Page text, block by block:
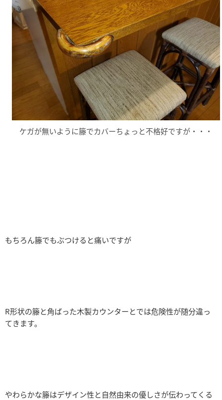
ケガが無いように籐でカバーちょっと不格好ですが・・・
もちろん籐でもぶつけると痛いですが
R形状の籐と角ばった木製カウンターとでは危険性が随分違っ
てきます。
やわらかな籐はデザイン性と自然由来の優しさが伝わってくる